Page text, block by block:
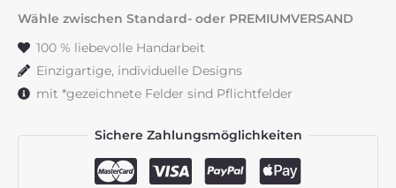
zartrosa
Menge
Wähle zwischen Standard- oder PREMIUMVERSAND
100 % liebevolle Handarbeit
Einzigartige, individuelle Designs
mit *gezeichnete Felder sind Pflichtfelder
Sichere Zahlungsmöglichkeiten